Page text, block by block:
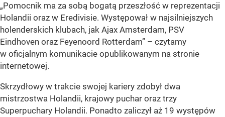
„Pomocnik ma za sobą bogatą przeszłość w reprezentacji
Holandii oraz w Eredivisie. Występował w najsilniejszych
holenderskich klubach, jak Ajax Amsterdam, PSV
Eindhoven oraz Feyenoord Rotterdam” – czytamy
w oficjalnym komunikacie opublikowanym na stronie
internetowej.
Skrzydłowy w trakcie swojej kariery zdobył dwa
mistrzostwa Holandii, krajowy puchar oraz trzy
Superpuchary Holandii. Ponadto zaliczył aż 19 występów